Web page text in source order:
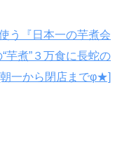
う『日本一の芋煮会
芋煮”３万食に長蛇の
一から閉店までφ★]